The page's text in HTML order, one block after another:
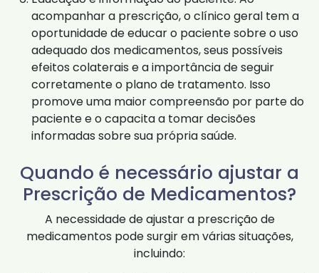
acompanhar a prescrição, o clínico geral tem a
oportunidade de educar o paciente sobre o uso
adequado dos medicamentos, seus possíveis
efeitos colaterais e a importância de seguir
corretamente o plano de tratamento. Isso
promove uma maior compreensão por parte do
paciente e o capacita a tomar decisões
informadas sobre sua própria saúde.
Quando é necessário ajustar a
Prescrição de Medicamentos?
A necessidade de ajustar a prescrição de
medicamentos pode surgir em várias situações,
incluindo: